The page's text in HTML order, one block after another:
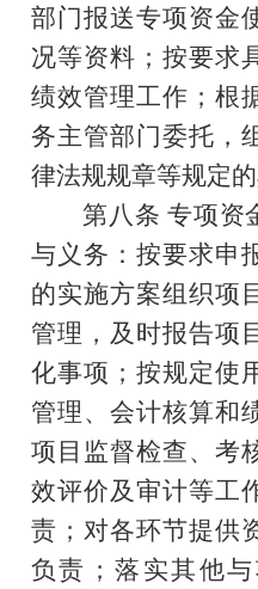
部门报送专项资金
况等资料；按要求
绩效管理工作；根
务主管部门委托，
律法规规章等规定的
第八条 专项资
与义务：按要求申
的实施方案组织项
管理，及时报告项
化事项；按规定使
管理、会计核算和
项目监督检查、考
效评价及审计等工
责；对各环节提供
负责；落实其他